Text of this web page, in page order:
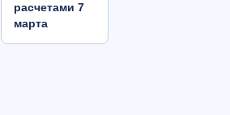
расчетами 7
марта